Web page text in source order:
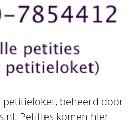
petitieloket, beheerd door
Petities komen hier